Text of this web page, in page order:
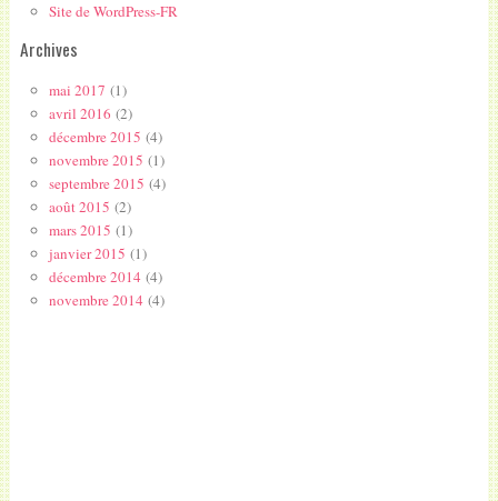
Site de WordPress-FR
Archives
mai 2017 (1)
avril 2016 (2)
décembre 2015 (4)
novembre 2015 (1)
septembre 2015 (4)
août 2015 (2)
mars 2015 (1)
janvier 2015 (1)
décembre 2014(4)
novembre 2014(4)